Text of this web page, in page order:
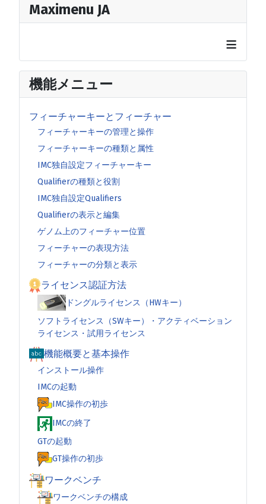
Maximenu JA
≡
機能メニュー
フィーチャーキーとフィーチャー
フィーチャーキーの管理と操作
フィーチャーキーの種類と属性
IMC独自設定フィーチャーキー
Qualifierの種類と役割
IMC独自設定Qualifiers
Qualifierの表示と編集
ゲノム上のフィーチャー位置
フィーチャーの表現方法
フィーチャーの分類と表示
ライセンス認証方法
ドングルライセンス（HWキー）
ソフトライセンス（SWキー）・アクティベーション
ライセンス・試用ライセンス
機能概要と基本操作
インストール操作
IMCの起動
IMC操作の初歩
IMCの終了
GTの起動
GT操作の初歩
ワークベンチ
ワークベンチの構成